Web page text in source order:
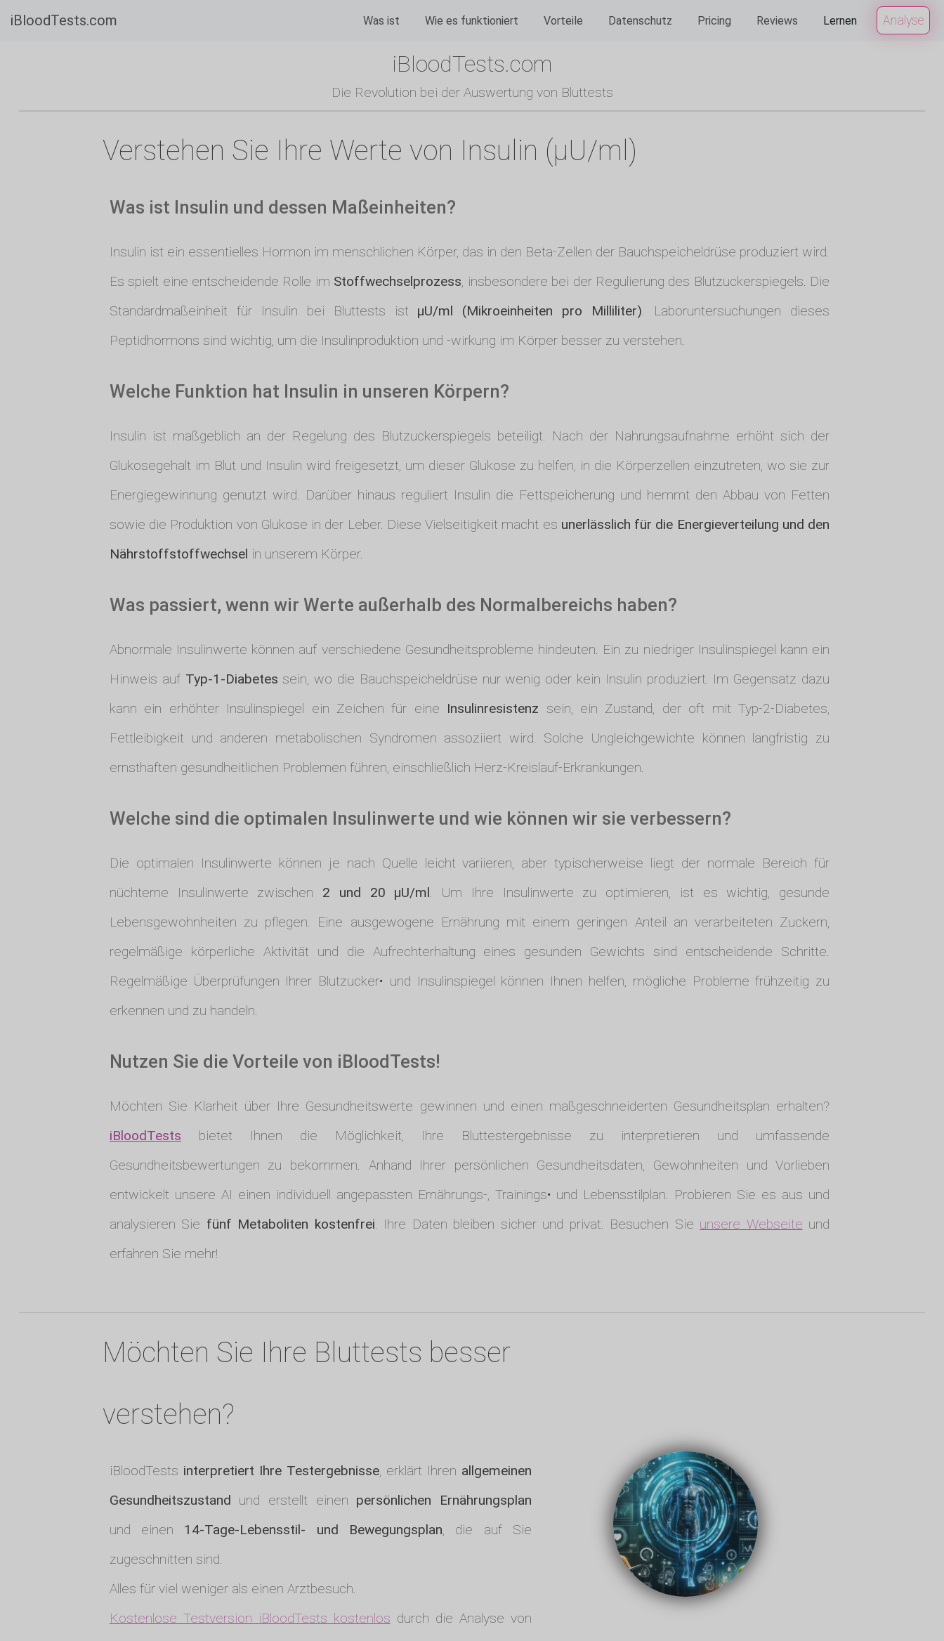
iBloodTests.com Was ist Wie es funktioniert Vorteile Datenschutz Pricing Reviews Lernen Analyse
iBloodTests.com
Die Revolution bei der Auswertung von Bluttests
Verstehen Sie Ihre Werte von Insulin (µU/ml)
Was ist Insulin und dessen Maßeinheiten?
Insulin ist ein essentielles Hormon im menschlichen Körper, das in den Beta-Zellen der Bauchspeicheldrüse produziert wird.
Es spielt eine entscheidende Rolle im Stoffwechselprozess, insbesondere bei der Regulierung des Blutzuckerspiegels. Die
Standardmaßeinheit für Insulin bei Bluttests ist µU/ml (Mikroeinheiten pro Milliliter). Laboruntersuchungen dieses
Peptidhormons sind wichtig, um die Insulinproduktion und -wirkung im Körper besser zu verstehen.
Welche Funktion hat Insulin in unseren Körpern?
Insulin ist maßgeblich an der Regelung des Blutzuckerspiegels beteiligt. Nach der Nahrungsaufnahme erhöht sich der
Glukosegehalt im Blut und Insulin wird freigesetzt, um dieser Glukose zu helfen, in die Körperzellen einzutreten, wo sie zur
Energiegewinnung genutzt wird. Darüber hinaus reguliert Insulin die Fettspeicherung und hemmt den Abbau von Fetten
sowie die Produktion von Glukose in der Leber. Diese Vielseitigkeit macht es unerlässlich für die Energieverteilung und den
Nährstoffstoffwechsel in unserem Körper.
Was passiert, wenn wir Werte außerhalb des Normalbereichs haben?
Abnormale Insulinwerte können auf verschiedene Gesundheitsprobleme hindeuten. Ein zu niedriger Insulinspiegel kann ein
Hinweis auf Typ-1-Diabetes sein, wo die Bauchspeicheldrüse nur wenig oder kein Insulin produziert. Im Gegensatz dazu
kann ein erhöhter Insulinspiegel ein Zeichen für eine Insulinresistenz sein, ein Zustand, der oft mit Typ-2-Diabetes,
Fettleibigkeit und anderen metabolischen Syndromen assoziiert wird. Solche Ungleichgewichte können langfristig zu
ernsthaften gesundheitlichen Problemen führen, einschließlich Herz-Kreislauf-Erkrankungen.
Welche sind die optimalen Insulinwerte und wie können wir sie verbessern?
Die optimalen Insulinwerte können je nach Quelle leicht variieren, aber typischerweise liegt der normale Bereich für
nüchterne Insulinwerte zwischen 2 und 20 µU/ml. Um Ihre Insulinwerte zu optimieren, ist es wichtig, gesunde
Lebensgewohnheiten zu pflegen. Eine ausgewogene Ernährung mit einem geringen Anteil an verarbeiteten Zuckern,
regelmäßige körperliche Aktivität und die Aufrechterhaltung eines gesunden Gewichts sind entscheidende Schritte.
Regelmäßige Überprüfungen Ihrer Blutzucker• und Insulinspiegel können Ihnen helfen, mögliche Probleme frühzeitig zu
erkennen und zu handeln.
Nutzen Sie die Vorteile von iBloodTests!
Möchten Sie Klarheit über Ihre Gesundheitswerte gewinnen und einen maßgeschneiderten Gesundheitsplan erhalten?
iBloodTests bietet Ihnen die Möglichkeit, Ihre Bluttestergebnisse zu interpretieren und umfassende
Gesundheitsbewertungen zu bekommen. Anhand Ihrer persönlichen Gesundheitsdaten, Gewohnheiten und Vorlieben
entwickelt unsere AI einen individuell angepassten Ernährungs-, Trainings• und Lebensstilplan. Probieren Sie es aus und
analysieren Sie fünf Metaboliten kostenfrei. Ihre Daten bleiben sicher und privat. Besuchen Sie unsere Webseite und
erfahren Sie mehr!
Möchten Sie Ihre Bluttests besser
verstehen?
iBloodTests interpretiert Ihre Testergebnisse, erklärt Ihren allgemeinen
Gesundheitszustand und erstellt einen persönlichen Ernährungsplan
und einen 14-Tage-Lebensstil- und Bewegungsplan, die auf Sie
zugeschnitten sind.
Alles für viel weniger als einen Arztbesuch.
Kostenlose Testversion iBloodTests kostenlos durch die Analyse von